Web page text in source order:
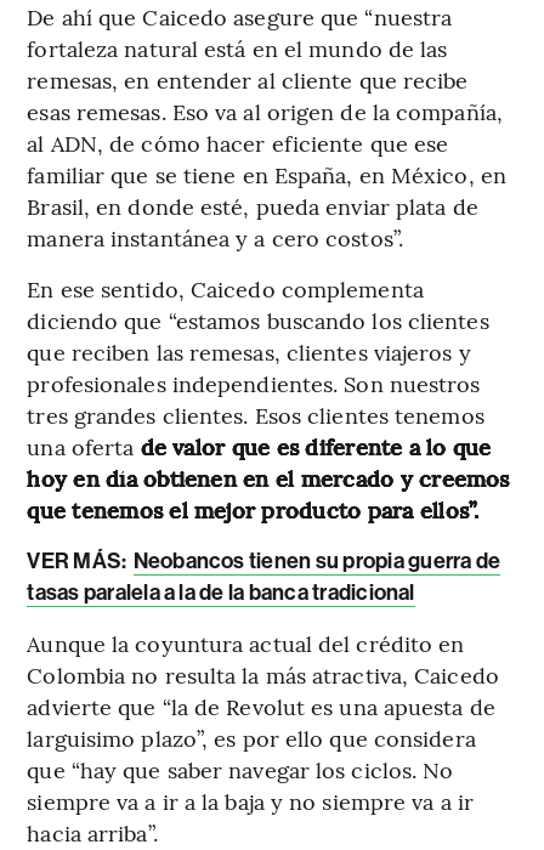
De ahí que Caicedo asegure que “nuestra
fortaleza natural está en el mundo de las
remesas, en entender al cliente que recibe
esas remesas. Eso va al origen de la compañía,
al ADN, de cómo hacer eficiente que ese
familiar que se tiene en España, en México, en
Brasil, en donde esté, pueda enviar plata de
manera instantánea y a cero costos”.
En ese sentido, Caicedo complementa
diciendo que “estamos buscando los clientes
que reciben las remesas, clientes viajeros y
profesionales independientes. Son nuestros
tres grandes clientes. Esos clientes tenemos
una oferta de valor que es diferente a lo que
hoy en día obtienen en el mercado y creemos
que tenemos el mejor producto para ellos”.
VER MÁS: Neobancos tienen su propia guerra de
tasas paralela a la de la banca tradicional
Aunque la coyuntura actual del crédito en
Colombia no resulta la más atractiva, Caicedo
advierte que “la de Revolut es una apuesta de
larguisimo plazo”, es por ello que considera
que “hay que saber navegar los ciclos. No
siempre va a ir a la baja y no siempre va a ir
hacia arriba”.